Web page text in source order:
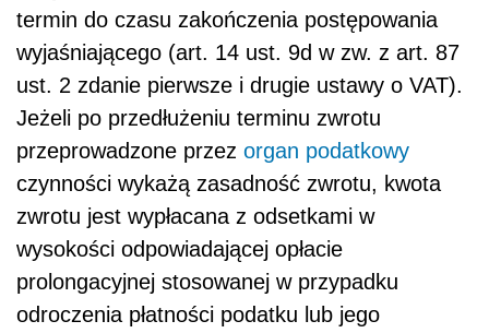
termin do czasu zakończenia postępowania
wyjaśniającego (art. 14 ust. 9d w zw. z art. 87
ust. 2 zdanie pierwsze i drugie ustawy o VAT).
Jeżeli po przedłużeniu terminu zwrotu
przeprowadzone przez organ podatkowy
czynności wykażą zasadność zwrotu, kwota
zwrotu jest wypłacana z odsetkami w
wysokości odpowiadającej opłacie
prolongacyjnej stosowanej w przypadku
odroczenia płatności podatku lub jego